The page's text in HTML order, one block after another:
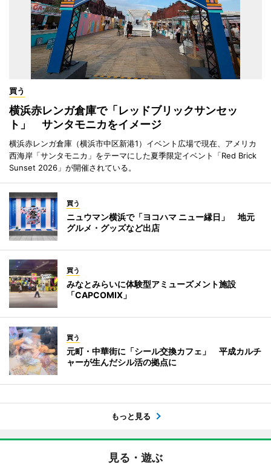
買う
横浜赤レンガ倉庫で「レッドブリックサンセッ
ト」 サンタモニカをイメージ
横浜赤レンガ倉庫（横浜市中区新港1）イベント広場で現在、アメリカ
西海岸「サンタモニカ」をテーマにした夏季限定イベント「Red Brick
Sunset 2026」が開催されている。
買う
ニュウマン横浜で「ヨコハマ ニュー縁日」 地元
グルメ・グッズなど出店
買う
みなとみらいに体験型アミューズメント施設
「CAPCOMIX」
買う
元町・中華街に「シール交換カフェ」 平成カルチ
ャーが生んだシル活の拠点に
もっと見る
見る・遊ぶ